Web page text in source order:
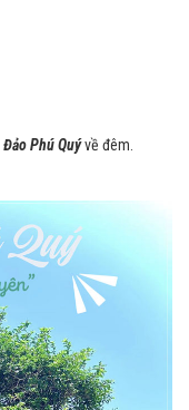
Đảo Phú Quývề đêm.